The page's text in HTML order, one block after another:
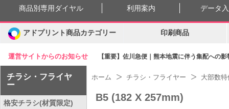
運営サイトからのお知らせ 【重要】佐川急便｜熊本地震に伴う集配への
商品別専用ダイヤル 利用案内 データ
アドプリント商品カテゴリー 印刷商品
チラシ・フライヤ
ー
格安チラシ(材質限定)
ホーム チラシ・フライヤー 大部数
B5 (182 X 257mm)